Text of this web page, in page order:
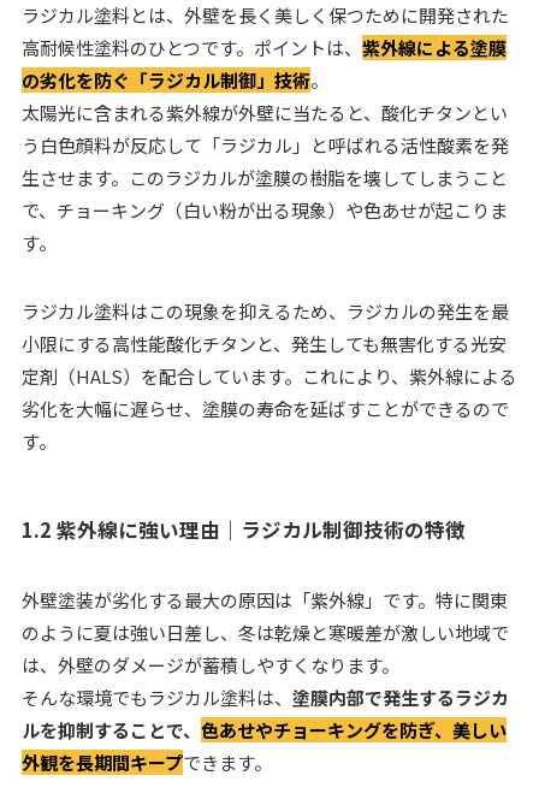
ラジカル塗料とは、外壁を長く美しく保つために開発された
高耐候性塗料のひとつです。ポイントは、 紫外線による塗膜
の劣化を防ぐ「ラジカル制御」技術。
太陽光に含まれる紫外線が外壁に当たると、酸化チタンとい
う白色顔料が反応して「ラジカル」と呼ばれる活性酸素を発
生させます。このラジカルが塗膜の樹脂を壊してしまうこと
で、チョーキング（白い粉が出る現象）や色あせが起こりま
す。
ラジカル塗料はこの現象を抑えるため、ラジカルの発生を最
小限にする高性能酸化チタンと、発生しても無害化する光安
定剤（HALS）を配合しています。これにより、紫外線による
劣化を大幅に遅らせ、塗膜の寿命を延ばすことができるので
す。
1.2 紫外線に強い理由｜ラジカル制御技術の特徴
外壁塗装が劣化する最大の原因は「紫外線」です。特に関東
のように夏は強い日差し、冬は乾燥と寒暖差が激しい地域で
は、外壁のダメージが蓄積しやすくなります。
そんな環境でもラジカル塗料は、 塗膜内部で発生するラジカ
ルを抑制することで、 色あせやチョーキングを防ぎ、美しい
外観を長期間キープできます。